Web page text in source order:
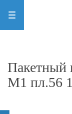
Пакетный
М1 пл.56